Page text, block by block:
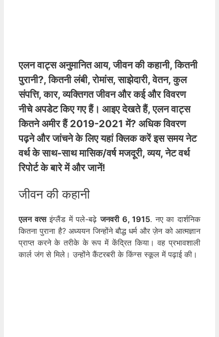
एलन वाट्स अनुमानित आय, जीवन की कहानी, कितनी
पुरानी?, कितनी लंबी, रोमांस, साझेदारी, वेतन, कुल
संपत्ति, कार, व्यक्तिगत जीवन और कई और विवरण
नीचे अपडेट किए गए हैं। आइए देखते हैं,एलन वाट्स
कितने अमीर हैं2019-2021 में? अधिक विवरण
पढ़ने और जांचने के लिए यहां क्लिक करें इस समय नेट
वर्थ के साथ-साथ मासिक/वर्ष मजदूरी, व्यय, नेट वर्थ
रिपोर्ट के बारे में और जानें!
जीवन की कहानी
एलन वत्सइंग्लैंड में पले-बढ़ेजनवरी 6, 1915. नए का दार्शनिक
कितना पुराना है? अध्ययन जिन्होंने बौद्ध धर्म और ज़ेन को आत्मज्ञान
प्राप्त करने के तरीके के रूप में केंद्रित किया। वह प्रभावशाली
कार्ल जंग से मिले। उन्होंने कैंटरबरी के किंग्स स्कूल में पढ़ाई की।